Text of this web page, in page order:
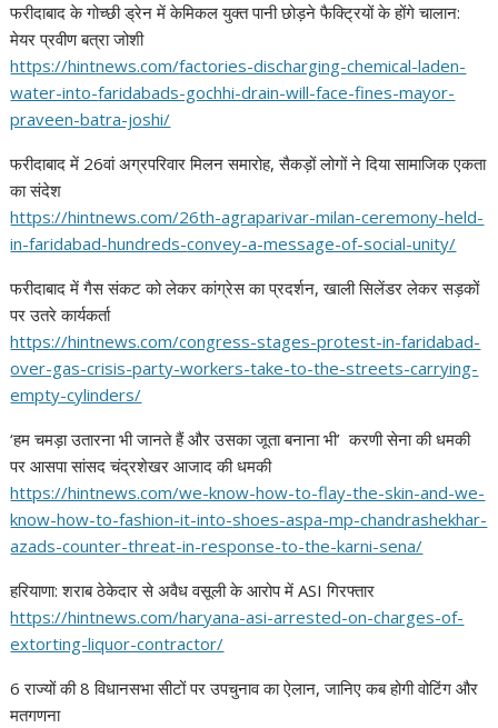
फरीदाबाद के गोच्छी ड्रेन में केमिकल युक्त पानी छोड़ने फैक्ट्रियों के होंगे चालान:
मेयर प्रवीण बत्रा जोशी
https://hintnews.com/factories-discharging-chemical-laden-
water-into-faridabads-gochhi-drain-will-face-fines-mayor-
praveen-batra-joshi/
फरीदाबाद में 26वां अग्रपरिवार मिलन समारोह, सैकड़ों लोगों ने दिया सामाजिक एकता
का संदेश
https://hintnews.com/26th-agraparivar-milan-ceremony-held-
in-faridabad-hundreds-convey-a-message-of-social-unity/
फरीदाबाद में गैस संकट को लेकर कांग्रेस का प्रदर्शन, खाली सिलेंडर लेकर सड़कों
पर उतरे कार्यकर्ता
https://hintnews.com/congress-stages-protest-in-faridabad-
over-gas-crisis-party-workers-take-to-the-streets-carrying-
empty-cylinders/
‘हम चमड़ा उतारना भी जानते हैं और उसका जूता बनाना भी’ करणी सेना की धमकी
पर आसपा सांसद चंद्रशेखर आजाद की धमकी
https://hintnews.com/we-know-how-to-flay-the-skin-and-we-
know-how-to-fashion-it-into-shoes-aspa-mp-chandrashekhar-
azads-counter-threat-in-response-to-the-karni-sena/
हरियाणा: शराब ठेकेदार से अवैध वसूली के आरोप में ASI गिरफ्तार
https://hintnews.com/haryana-asi-arrested-on-charges-of-
extorting-liquor-contractor/
6 राज्यों की 8 विधानसभा सीटों पर उपचुनाव का ऐलान, जानिए कब होगी वोटिंग और
मतगणना